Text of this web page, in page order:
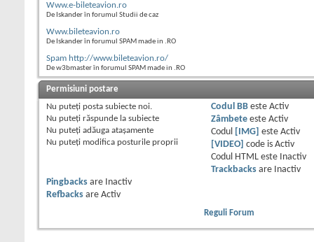
Www.e-bileteavion.ro
De Iskander în forumul Studii de caz
Www.bileteavion.ro
De Iskander în forumul SPAM made in .RO
Spam http://www.bileteavion.ro/
De w3bmaster în forumul SPAM made in .RO
Permisiuni postare
Nu puteţi posta subiecte noi.
Nu puteţi răspunde la subiecte
Nu puteţi adăuga ataşamente
Nu puteţi modifica posturile proprii
Codul BBeste Activ
Zâmbeteeste Activ
Codul
[IMG] este Activ
[VIDEO]
code is Activ
Codul HTML este
Inactiv
Trackbacksare
Inactiv
Pingbacks are
Inactiv
Refbacks are Activ
Reguli Forum